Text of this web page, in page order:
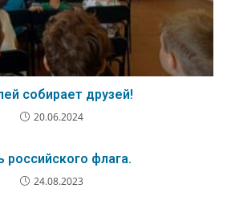
собирает друзей!
20.06.2024
российского флага.
24.08.2023